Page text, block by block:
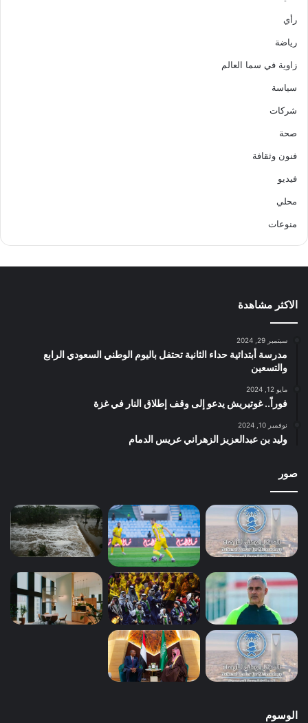
رأي
رياضة
زاوية في سما العالم
سياسة
شركات
صحة
فنون وثقافة
فيديو
محلي
منوعات
الاكثر مشاهدة
سبتمبر 29, 2024
مدرسة أبتدائية حداء الثانية تحتفل باليوم الوطني السعودي الرابع
والتسعين
مايو 12, 2024
فوراً.. غوتيريش يدعو إلى وقف إطلاق النار في غزة
نوفمبر 10, 2024
وليد بن عبدالعزيز الزهراني عريس الدمام
صور
الوسوم